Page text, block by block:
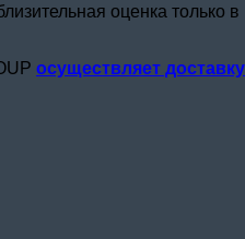
оценка только в
осуществляет доставку